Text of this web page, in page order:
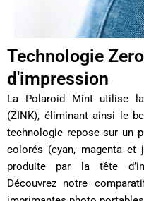
Technologie
d'impression
La Polaroid Mint utilise
(ZINK), éliminant ainsi le
technologie repose sur un
colorés (cyan, magenta et
produite par la tête
Découvrez notre